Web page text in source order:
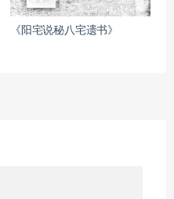
《阳宅说秘八宅遗书》